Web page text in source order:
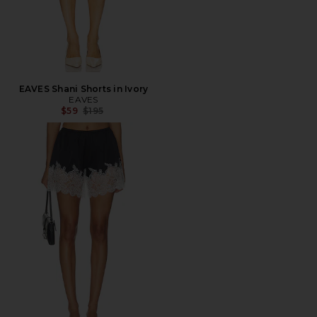
EAVES Shani Shorts in Ivory
EAVES
$59 Precio anterior:
$195